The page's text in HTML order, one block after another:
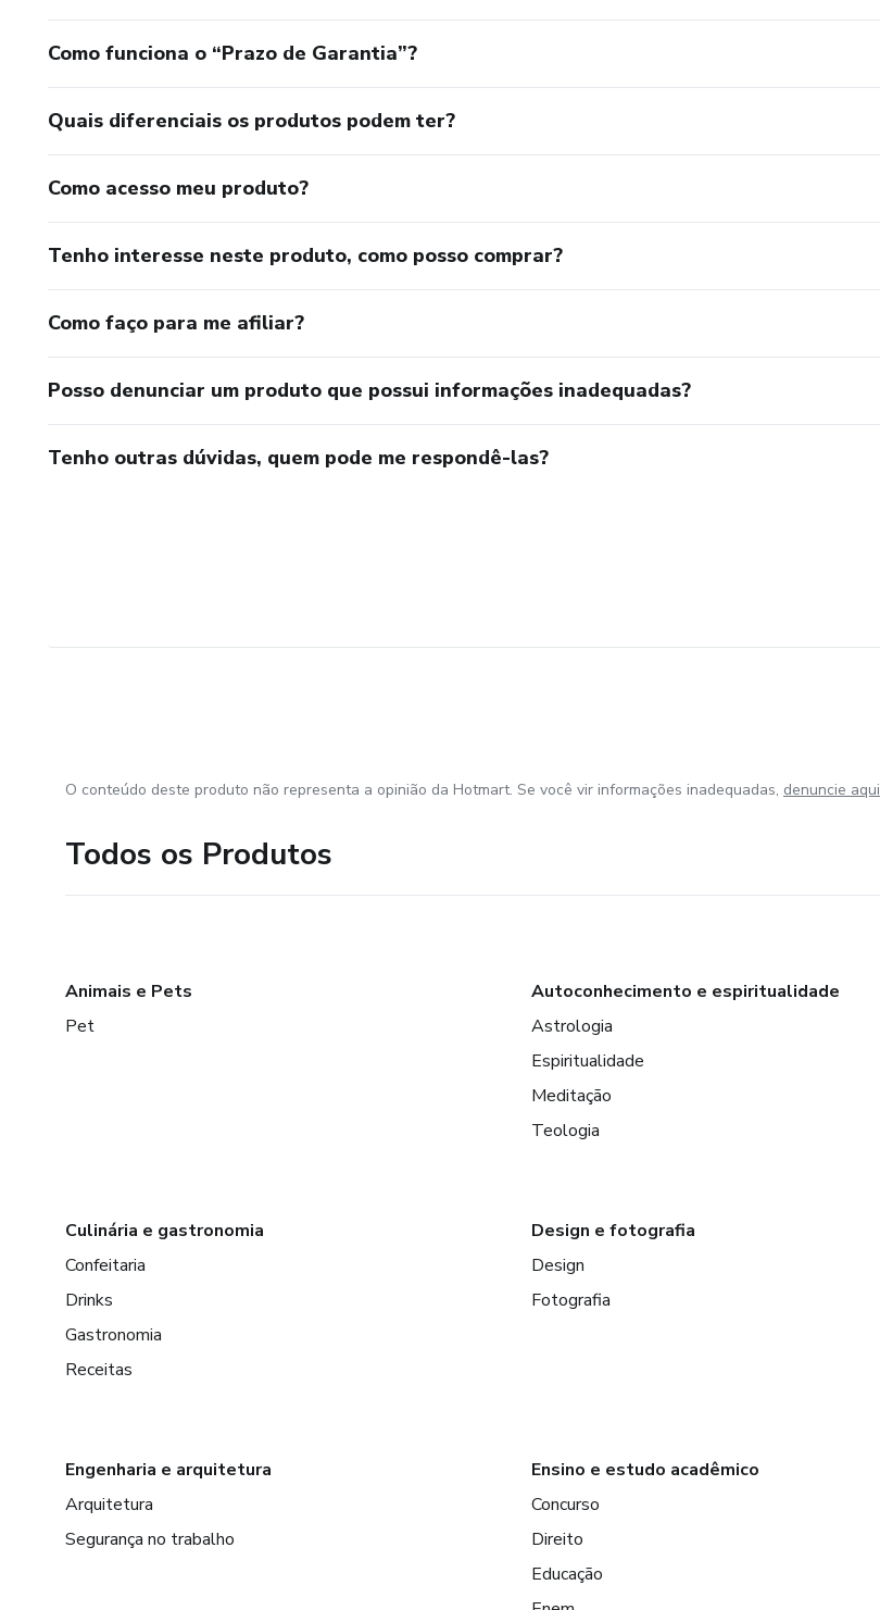
Como funciona o “Prazo de Garantia”?
Quais diferenciais os produtos podem ter?
Como acesso meu produto?
Tenho interesse neste produto, como posso comprar?
Como faço para me afiliar?
Posso denunciar um produto que possui informações inadequadas?
Tenho outras dúvidas, quem pode me respondê-las?
O conteúdo deste produto não representa a opinião da Hotmart. Se você vir informações inadequadas, denuncie aqui
Todos os Produtos
Animais e Pets
Pet
Autoconhecimento e espiritualidade
Astrologia
Espiritualidade
Meditação
Teologia
Culinária e gastronomia
Confeitaria
Drinks
Gastronomia
Receitas
Design e fotografia
Design
Fotografia
Engenharia e arquitetura
Arquitetura
Segurança no trabalho
Ensino e estudo acadêmico
Concurso
Direito
Educação